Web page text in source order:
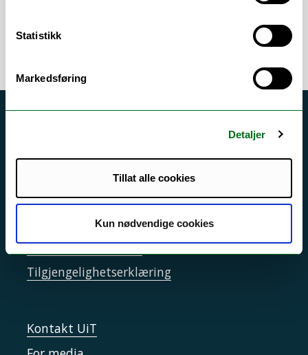
Statistikk
Markedsføring
Detaljer
Tillat alle cookies
Kun nødvendige cookies
Driftsmeldinger
Personvern ved UiT
Sikkerhet, beredskap og personvern
Informasjonskapsler
Tilgjengelighetserklæring
Kontakt UiT